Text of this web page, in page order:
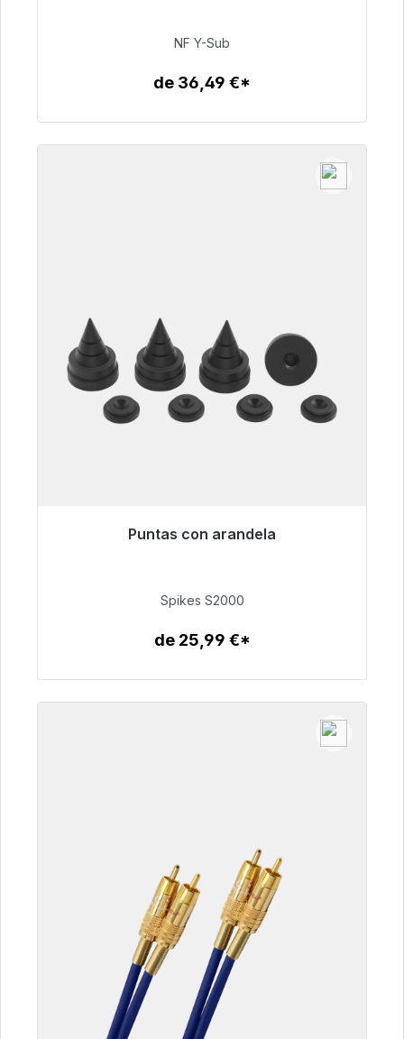
50,99 €
NF Y-Sub
de 36,49 €*
Puntas con arandela
Listo para envío inmediato, plazo de entrega
51,49 €
Spikes S2000
de 25,99 €*